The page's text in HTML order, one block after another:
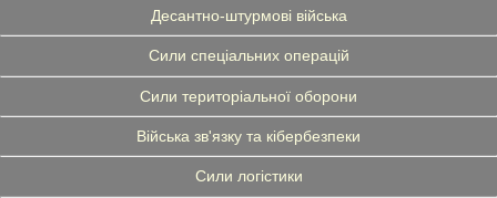
Десантно-штурмові війська
Сили спеціальних операцій
Сили територіальної оборони
Війська зв'язку та кібербезпеки
Сили логістики